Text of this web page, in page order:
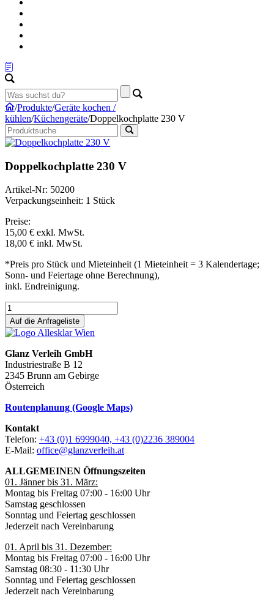
/Produkte/Geräte kochen /
kühlen/Küchengeräte/Doppelkochplatte 230 V
Doppelkochplatte 230 V
Artikel-Nr: 50200
Verpackungseinheit: 1 Stück
Preise:
15,00 € exkl. MwSt.
18,00 € inkl. MwSt.
*Preis pro Stück und Mieteinheit (1 Mieteinheit = 3 Kalendertage;
Sonn- und Feiertage ohne Berechnung),
inkl. Endreinigung.
Auf die Anfrageliste
Glanz Verleih GmbH
Industriestraße B 12
2345 Brunn am Gebirge
Österreich
Routenplanung (Google Maps)
Kontakt
Telefon: +43 (0)1 6999040, +43 (0)2236 389004
E-Mail: office@glanzverleih.at
ALLGEMEINEN Öffnungszeiten
01. Jänner bis 31. März:
Montag bis Freitag 07:00 - 16:00 Uhr
Samstag geschlossen
Sonntag und Feiertag geschlossen
Jederzeit nach Vereinbarung
01. April bis 31. Dezember:
Montag bis Freitag 07:00 - 16:00 Uhr
Samstag 08:30 - 11:30 Uhr
Sonntag und Feiertag geschlossen
Jederzeit nach Vereinbarung